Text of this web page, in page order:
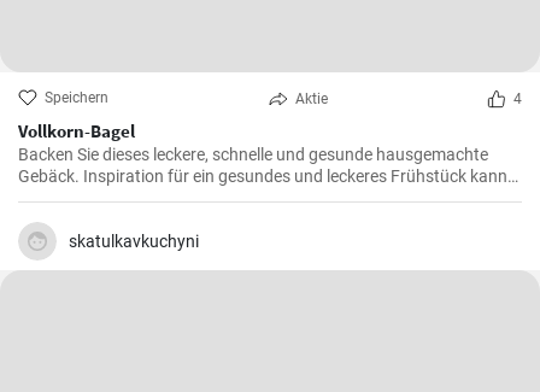
Speichern Aktie 4
Vollkorn-Bagel
Backen Sie dieses leckere, schnelle und gesunde hausgemachte
Gebäck. Inspiration für ein gesundes und leckeres Frühstück kann
man nie genug haben.
skatulkavkuchyni